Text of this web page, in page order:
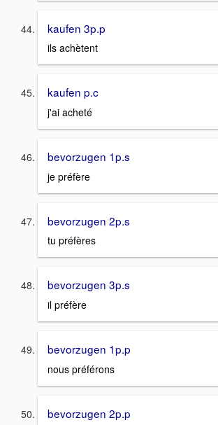
kaufen 3p.p
ils achètent
kaufen p.c
j'ai acheté
bevorzugen 1p.s
je préfère
bevorzugen 2p.s
tu préfères
bevorzugen 3p.s
il préfère
bevorzugen 1p.p
nous préférons
bevorzugen 2p.p